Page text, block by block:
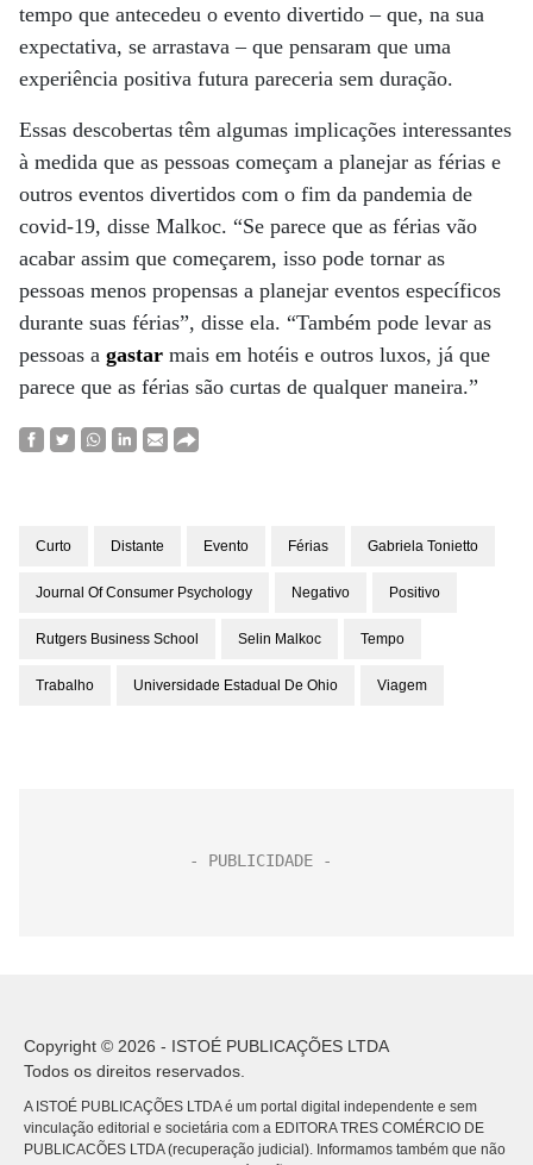
tempo que antecedeu o evento divertido – que, na sua
expectativa, se arrastava – que pensaram que uma
experiência positiva futura pareceria sem duração.
Essas descobertas têm algumas implicações interessantes
à medida que as pessoas começam a planejar as férias e
outros eventos divertidos com o fim da pandemia de
covid-19, disse Malkoc. “Se parece que as férias vão
acabar assim que começarem, isso pode tornar as
pessoas menos propensas a planejar eventos específicos
durante suas férias”, disse ela. “Também pode levar as
pessoas a gastar mais em hotéis e outros luxos, já que
parece que as férias são curtas de qualquer maneira.”
Curto Distante Evento Férias Gabriela Tonietto
Journal Of Consumer Psychology Negativo Positivo
Rutgers Business School Selin Malkoc Tempo
Trabalho Universidade Estadual De Ohio Viagem
Copyright © 2026 - ISTOÉ PUBLICAÇÕES LTDA
Todos os direitos reservados.
A ISTOÉ PUBLICAÇÕES LTDA é um portal digital independente e sem
vinculação editorial e societária com a EDITORA TRES COMÉRCIO DE
PUBLICACÕES LTDA (recuperação judicial). Informamos também que não